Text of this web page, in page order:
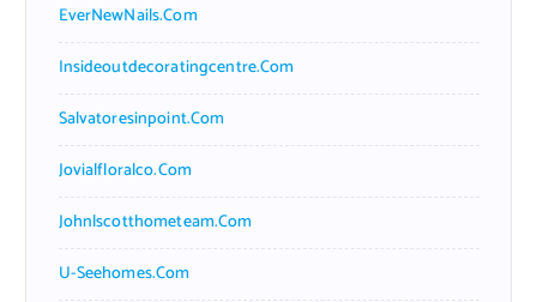
EverNewNails.com
Insideoutdecoratingcentre.com
Salvatoresinpoint.com
Jovialfloralco.com
Johnlscotthometeam.com
U-Seehomes.com